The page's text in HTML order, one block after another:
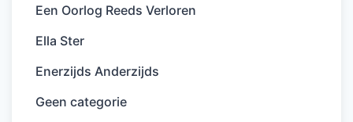
Een Oorlog Reeds Verloren
Ella Ster
Enerzijds Anderzijds
Geen categorie